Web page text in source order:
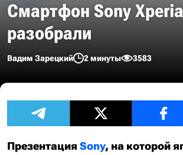
Смартфон Sony
разобрали
Вадим Зарецкий 2 минуты 3583
Презентация Sony, на которой